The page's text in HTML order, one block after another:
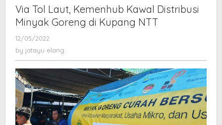
Laut,
Kemenhub
Kawal
di
Kupang
NTT
Via Tol Laut, Kemenhub Kawal Distribusi
Minyak Goreng di Kupang NTT
12/05/2022
jatayu
by jatayu elang